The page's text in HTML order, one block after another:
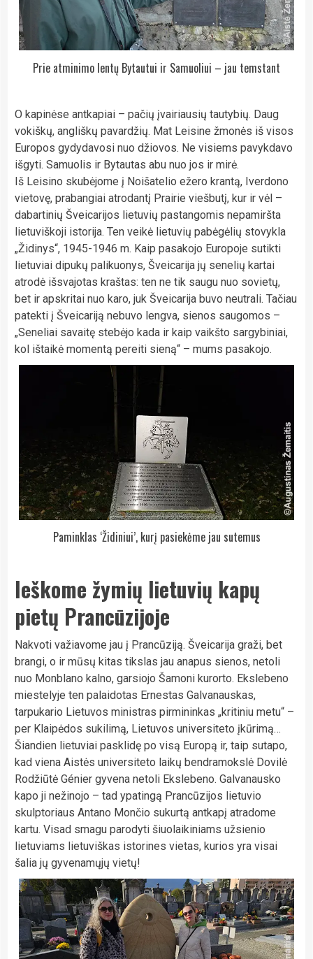
Prie atminimo lentų Bytautui ir Samuoliui – jau temstant
O kapinėse antkapiai – pačių įvairiausių tautybių. Daug
vokiškų, angliškų pavardžių. Mat Leisine žmonės iš visos
Europos gydydavosi nuo džiovos. Ne visiems pavykdavo
išgyti. Samuolis ir Bytautas abu nuo jos ir mirė.
Iš Leisino skubėjome į Noišatelio ežero krantą, Iverdono
vietovę, prabangiai atrodantį Prairie viešbutį, kur ir vėl –
dabartinių Šveicarijos lietuvių pastangomis nepamiršta
lietuviškoji istorija. Ten veikė lietuvių pabėgėlių stovykla
„Židinys“, 1945-1946 m. Kaip pasakojo Europoje sutikti
lietuviai dipukų palikuonys, Šveicarija jų senelių kartai
atrodė išsvajotas kraštas: ten ne tik saugu nuo sovietų,
bet ir apskritai nuo karo, juk Šveicarija buvo neutrali. Tačiau
patekti į Šveicariją nebuvo lengva, sienos saugomos –
„Seneliai savaitę stebėjo kada ir kaip vaikšto sargybiniai,
kol ištaikė momentą pereiti sieną“ – mums pasakojo.
Paminklas ‘Židiniui’, kurį pasiekėme jau sutemus
Ieškome žymių lietuvių kapų
pietų Prancūzijoje
Nakvoti važiavome jau į Prancūziją. Šveicarija graži, bet
brangi, o ir mūsų kitas tikslas jau anapus sienos, netoli
nuo Monblano kalno, garsiojo Šamoni kurorto. Ekslebeno
miestelyje ten palaidotas Ernestas Galvanauskas,
tarpukario Lietuvos ministras pirmininkas „kritiniu metu“ –
per Klaipėdos sukilimą, Lietuvos universiteto įkūrimą…
Šiandien lietuviai pasklidę po visą Europą ir, taip sutapo,
kad viena Aistės universiteto laikų bendramokslė Dovilė
Rodžiūtė Génier gyvena netoli Ekslebeno. Galvanausko
kapo ji nežinojo – tad ypatingą Prancūzijos lietuvio
skulptoriaus Antano Mončio sukurtą antkapį atradome
kartu. Visad smagu parodyti šiuolaikiniams užsienio
lietuviams lietuviškas istorines vietas, kurios yra visai
šalia jų gyvenamųjų vietų!